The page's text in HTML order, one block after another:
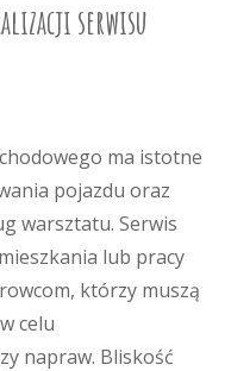
serwisu
ma istotne
pojazdu oraz
warsztatu. Serwis
lub pracy
którzy muszą
celu
napraw. Bliskość